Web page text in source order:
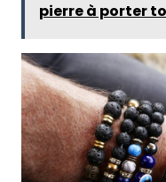
pierre à porter